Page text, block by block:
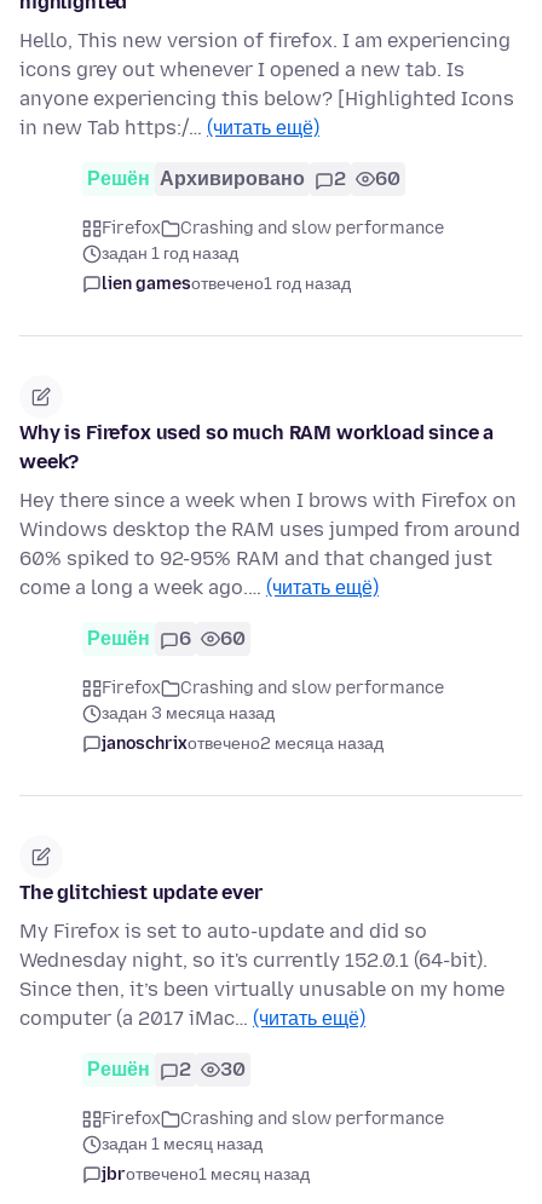
Hello, This new version of firefox. I am experiencing
icons grey out whenever I opened a new tab. Is
anyone experiencing this below? [Highlighted Icons
in new Tab https:/… (читать ещё)
Решён Архивировано 2 60
Firefox
Crashing and slow performance
задан 1 год назад
lien gamesотвечено1 год назад
Why is Firefox used so much RAM workload since a
week?
Hey there since a week when I brows with Firefox on
Windows desktop the RAM uses jumped from around
60% spiked to 92-95% RAM and that changed just
come a long a week ago.… (читать ещё)
Решён 6 60
Firefox
Crashing and slow performance
задан 3 месяца назад
janoschrixотвечено2 месяца назад
The glitchiest update ever
My Firefox is set to auto-update and did so
Wednesday night, so it's currently 152.0.1 (64-bit).
Since then, it’s been virtually unusable on my home
computer (a 2017 iMac… (читать ещё)
Решён 2 30
Firefox
Crashing and slow performance
задан 1 месяц назад
jbrотвечено1 месяц назад